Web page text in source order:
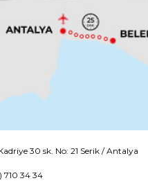
30 sk. No: 21 Serik / Antalya
710 34 34